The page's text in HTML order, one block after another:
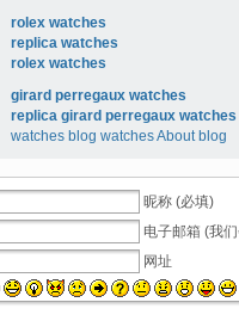
rolex watches
replica watches
rolex watches
girard perregaux watches
replica girard perregaux watches
watches blog watchesAbout blog
昵称 (必填)
电子邮箱 (我
网址